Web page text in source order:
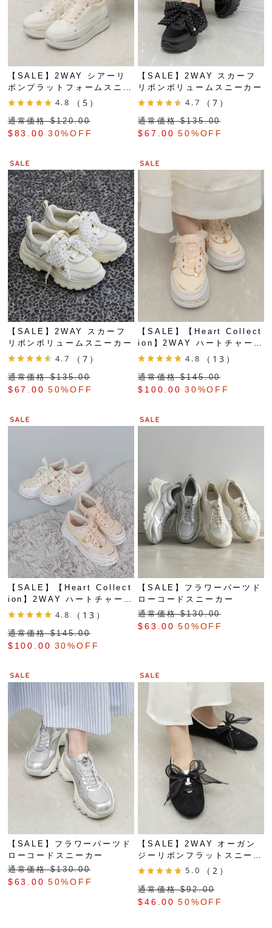
【SALE】2WAY シアーリ
ボンプラットフォームスニー
カー
4.8 （5）
通常価格 $‌120.00
$‌83.00 30%OFF
【SALE】2WAY スカーフ
リボンボリュームスニーカー
4.7 （7）
通常価格 $‌135.00
$‌67.00 50%OFF
【SALE】2WAY スカーフ
リボンボリュームスニーカー
4.7 （7）
通常価格 $‌135.00
$‌67.00 50%OFF
【SALE】【Heart Collect
ion】2WAY ハートチャーム
ボリュームスニーカー
4.8 （13）
通常価格 $‌145.00
$‌100.00 30%OFF
【SALE】【Heart Collect
ion】2WAY ハートチャーム
ボリュームスニーカー
4.8 （13）
通常価格 $‌145.00
$‌100.00 30%OFF
【SALE】フラワーパーツド
ローコードスニーカー
通常価格 $‌130.00
$‌63.00 50%OFF
【SALE】フラワーパーツド
ローコードスニーカー
通常価格 $‌130.00
$‌63.00 50%OFF
【SALE】2WAY オーガン
ジーリボンフラットスニーカ
ー
5.0 （2）
通常価格 $‌92.00
$‌46.00 50%OFF